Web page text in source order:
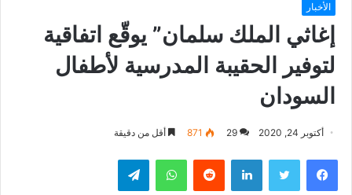
الأخبار
إغاثي الملك سلمان” يوقّع اتفاقية
لتوفير الحقيبة المدرسية لأطفال
السودان
أكتوبر 24, 2020 29
871 أقل من دقيقة
فيسبوك تويتر لينكدإن واتساب تيلقرام